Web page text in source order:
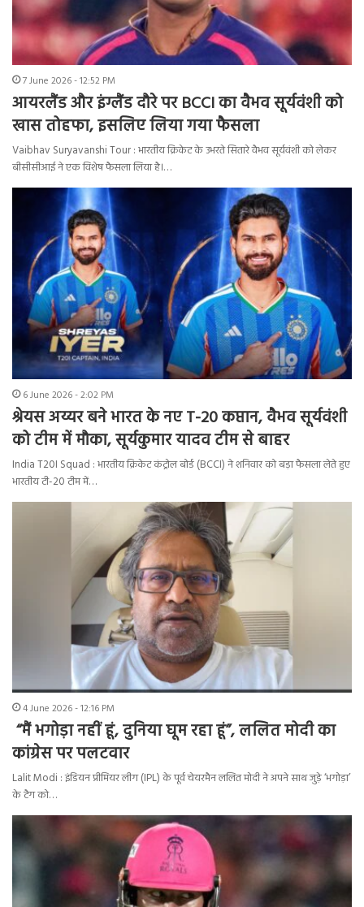
7 June 2026 - 12:52 PM
आयरलैंड और इंग्लैंड दौरे पर BCCI का वैभव सूर्यवंशी को
खास तोहफा, इसलिए लिया गया फैसला
Vaibhav Suryavanshi Tour : भारतीय क्रिकेट के उभरते सितारे वैभव सूर्यवंशी को लेकर
बीसीसीआई ने एक विशेष फैसला लिया है।…
6 June 2026 - 2:02 PM
श्रेयस अय्यर बने भारत के नए T-20 कप्तान, वैभव सूर्यवंशी
को टीम में मौका, सूर्यकुमार यादव टीम से बाहर
India T20I Squad : भारतीय क्रिकेट कंट्रोल बोर्ड (BCCI) ने शनिवार को बड़ा फैसला लेते हुए
भारतीय टी-20 टीम में…
4 June 2026 - 12:16 PM
“मैं भगोड़ा नहीं हूं, दुनिया घूम रहा हूं”, ललित मोदी का
कांग्रेस पर पलटवार
Lalit Modi : इंडियन प्रीमियर लीग (IPL) के पूर्व चेयरमैन ललित मोदी ने अपने साथ जुड़े ‘भगोड़ा’
के टैग को…